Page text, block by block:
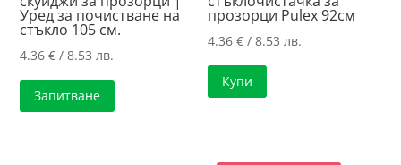
Уред за почистване на
стъкло 105 см.
4.36€ / 8.53 лв.
Запитване
прозорци Pulex 92см
4.36€ / 8.53 лв.
Купи